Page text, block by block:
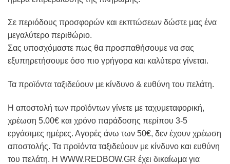
Σε περιόδους προσφορών και εκπτώσεων δώστε μας ένα
μεγαλύτερο περιθώριο.
Σας υποσχόμαστε πως θα προσπαθήσουμε να σας
εξυπηρετήσουμε όσο πιο γρήγορα και καλύτερα γίνεται.
Τα προϊόντα ταξιδεύουν με κίνδυνο & ευθύνη του πελάτη.
Η αποστολή των προϊόντων γίνετε με ταχυμεταφορική,
χρέωση 5.00€ και χρόνο παράδοσης περίπου 3-5
εργάσιμες ημέρες. Αγορές άνω των 50€, δεν έχουν χρέωση
αποστολής. Τα προϊόντα ταξιδεύουν με κίνδυνο και ευθύνη
του πελάτη. Η WWW.REDBOW.GR έχει δικαίωμα για